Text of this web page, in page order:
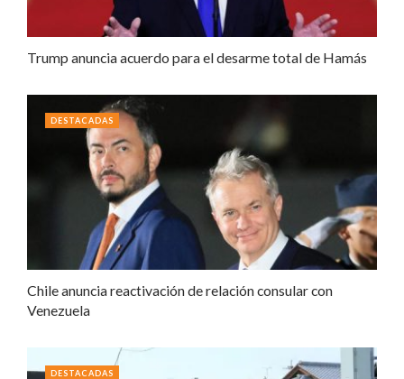
Trump anuncia acuerdo para el desarme total de Hamás
Chile anuncia reactivación de relación consular con
Venezuela
DESTACADAS
DESTACADAS